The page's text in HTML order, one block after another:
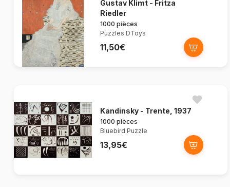
Gustav Klimt - Fritza
Riedler
1000 pièces
Puzzles DToys
11,50€
Kandinsky - Trente, 1937
1000 pièces
Bluebird Puzzle
13,95€